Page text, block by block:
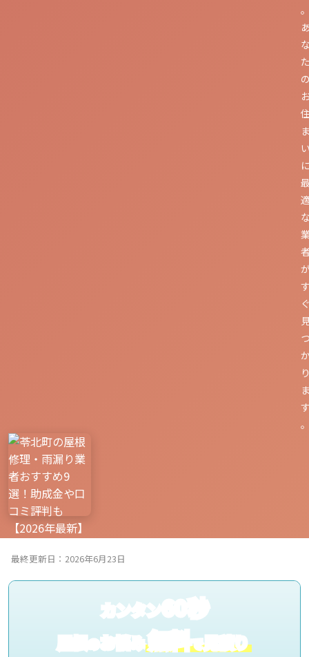
最終更新日：2026年6月23日
カンタン60秒
屋根のお悩み無料で見積り